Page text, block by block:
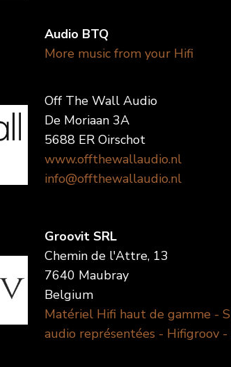
Audio BTQ
More music from your Hifi
Off The Wall Audio
De Moriaan 3A
5688 ER Oirschot
www.offthewallaudio.nl
info@offthewallaudio.nl
Groovit SRL
Chemin de l'Attre, 13
7640 Maubray
Belgium
Matériel Hifi haut de gamme -
audio représentées - Hifigroov